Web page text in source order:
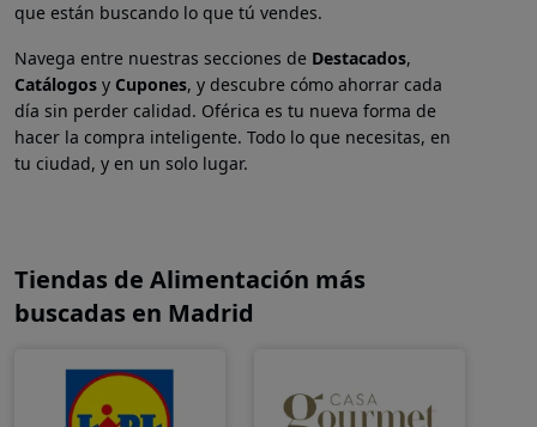
que están buscando lo que tú vendes.
Navega entre nuestras secciones de Destacados,
Catálogos y Cupones, y descubre cómo ahorrar cada
día sin perder calidad. Oférica es tu nueva forma de
hacer la compra inteligente. Todo lo que necesitas, en
tu ciudad, y en un solo lugar.
Tiendas de Alimentación más
buscadas en Madrid